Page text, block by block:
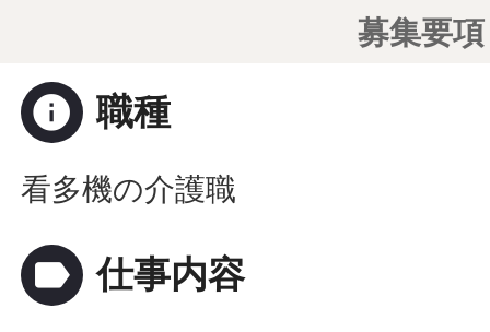
募集要項
info 職種
看多機の介護職
label 仕事内容